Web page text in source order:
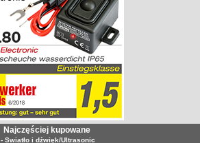
Najczęściej kupowane
- Swiatło i dźwięk/Ultrasonic